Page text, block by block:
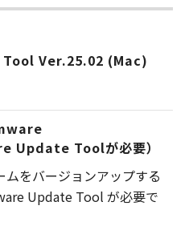
Ver.25.02 (Mac)
Update Toolが必要）
をバージョンアップする
Update Tool が必要で